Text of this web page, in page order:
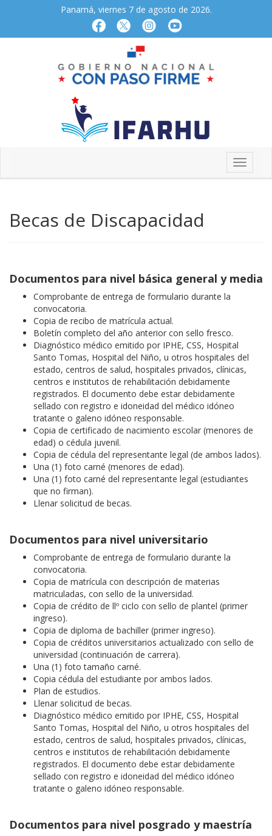
Panamá, viernes 7 de agosto de 2026.
Becas de Discapacidad
Documentos para nivel básica general y media
Comprobante de entrega de formulario durante la
convocatoria.
Copia de recibo de matrícula actual.
Boletín completo del año anterior con sello fresco.
Diagnóstico médico emitido por IPHE, CSS, Hospital
Santo Tomas, Hospital del Niño, u otros hospitales del
estado, centros de salud, hospitales privados, clínicas,
centros e institutos de rehabilitación debidamente
registrados. El documento debe estar debidamente
sellado con registro e idoneidad del médico idóneo
tratante o galeno idóneo responsable.
Copia de certificado de nacimiento escolar (menores de
edad) o cédula juvenil.
Copia de cédula del representante legal (de ambos lados).
Una (1) foto carné (menores de edad).
Una (1) foto carné del representante legal (estudiantes
que no firman).
Llenar solicitud de becas.
Documentos para nivel universitario
Comprobante de entrega de formulario durante la
convocatoria.
Copia de matrícula con descripción de materias
matriculadas, con sello de la universidad.
Copia de crédito de llº ciclo con sello de plantel (primer
ingreso).
Copia de diploma de bachiller (primer ingreso).
Copia de créditos universitarios actualizado con sello de
universidad (continuación de carrera).
Una (1) foto tamaño carné.
Copia cédula del estudiante por ambos lados.
Plan de estudios.
Llenar solicitud de becas.
Diagnóstico médico emitido por IPHE, CSS, Hospital
Santo Tomas, Hospital del Niño, u otros hospitales del
estado, centros de salud, hospitales privados, clínicas,
centros e institutos de rehabilitación debidamente
registrados. El documento debe estar debidamente
sellado con registro e idoneidad del médico idóneo
tratante o galeno idóneo responsable.
Documentos para nivel posgrado y maestría